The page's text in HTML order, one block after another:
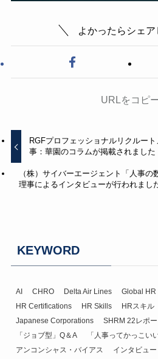
よかったらシェア
URLをコピ
RGFプロフェッショナルリクルー
事：華園のコラムが掲載されました
（株）サイバーエージェント「人事
理事によるインタビューが行われまし
KEYWORD
AI CHRO Delta Air Lines Global HR
HR Certifications
HR Skills HRスキル
Japanese Corporations
SHRM 22レポー
「ジョブ型」Q＆A
「人事ってかっこいい
アンコンシャス・バイアス
インタビュー